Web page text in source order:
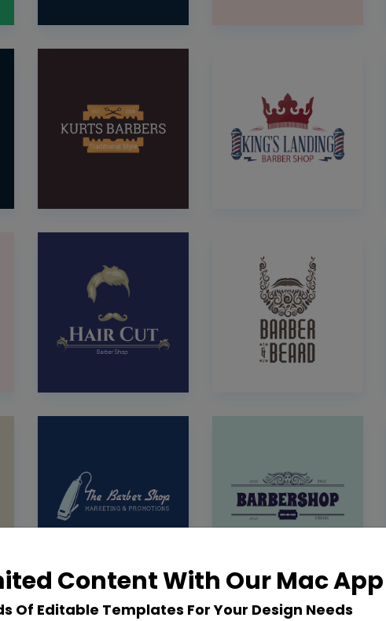
Content With Our Mac App
Of Editable Templates For Your Design Needs